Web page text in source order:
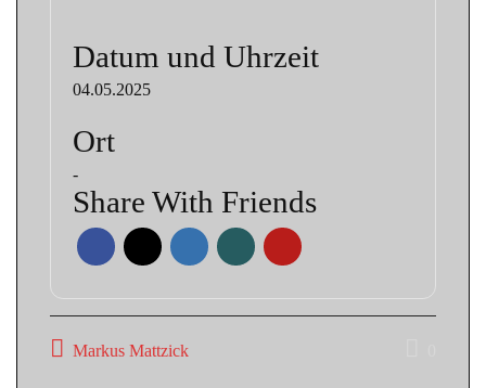
Datum und Uhrzeit
04.05.2025
Ort
-
Share With Friends
Markus Mattzick